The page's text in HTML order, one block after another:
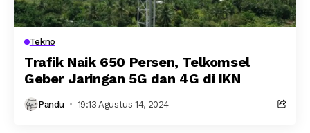
Tekno
Trafik Naik 650 Persen, Telkomsel
Geber Jaringan 5G dan 4G di IKN
Pandu 19:13 Agustus 14, 2024